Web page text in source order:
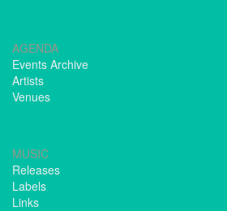
AGENDA
Events Archive
Artists
Venues
MUSIC
Releases
Labels
Links